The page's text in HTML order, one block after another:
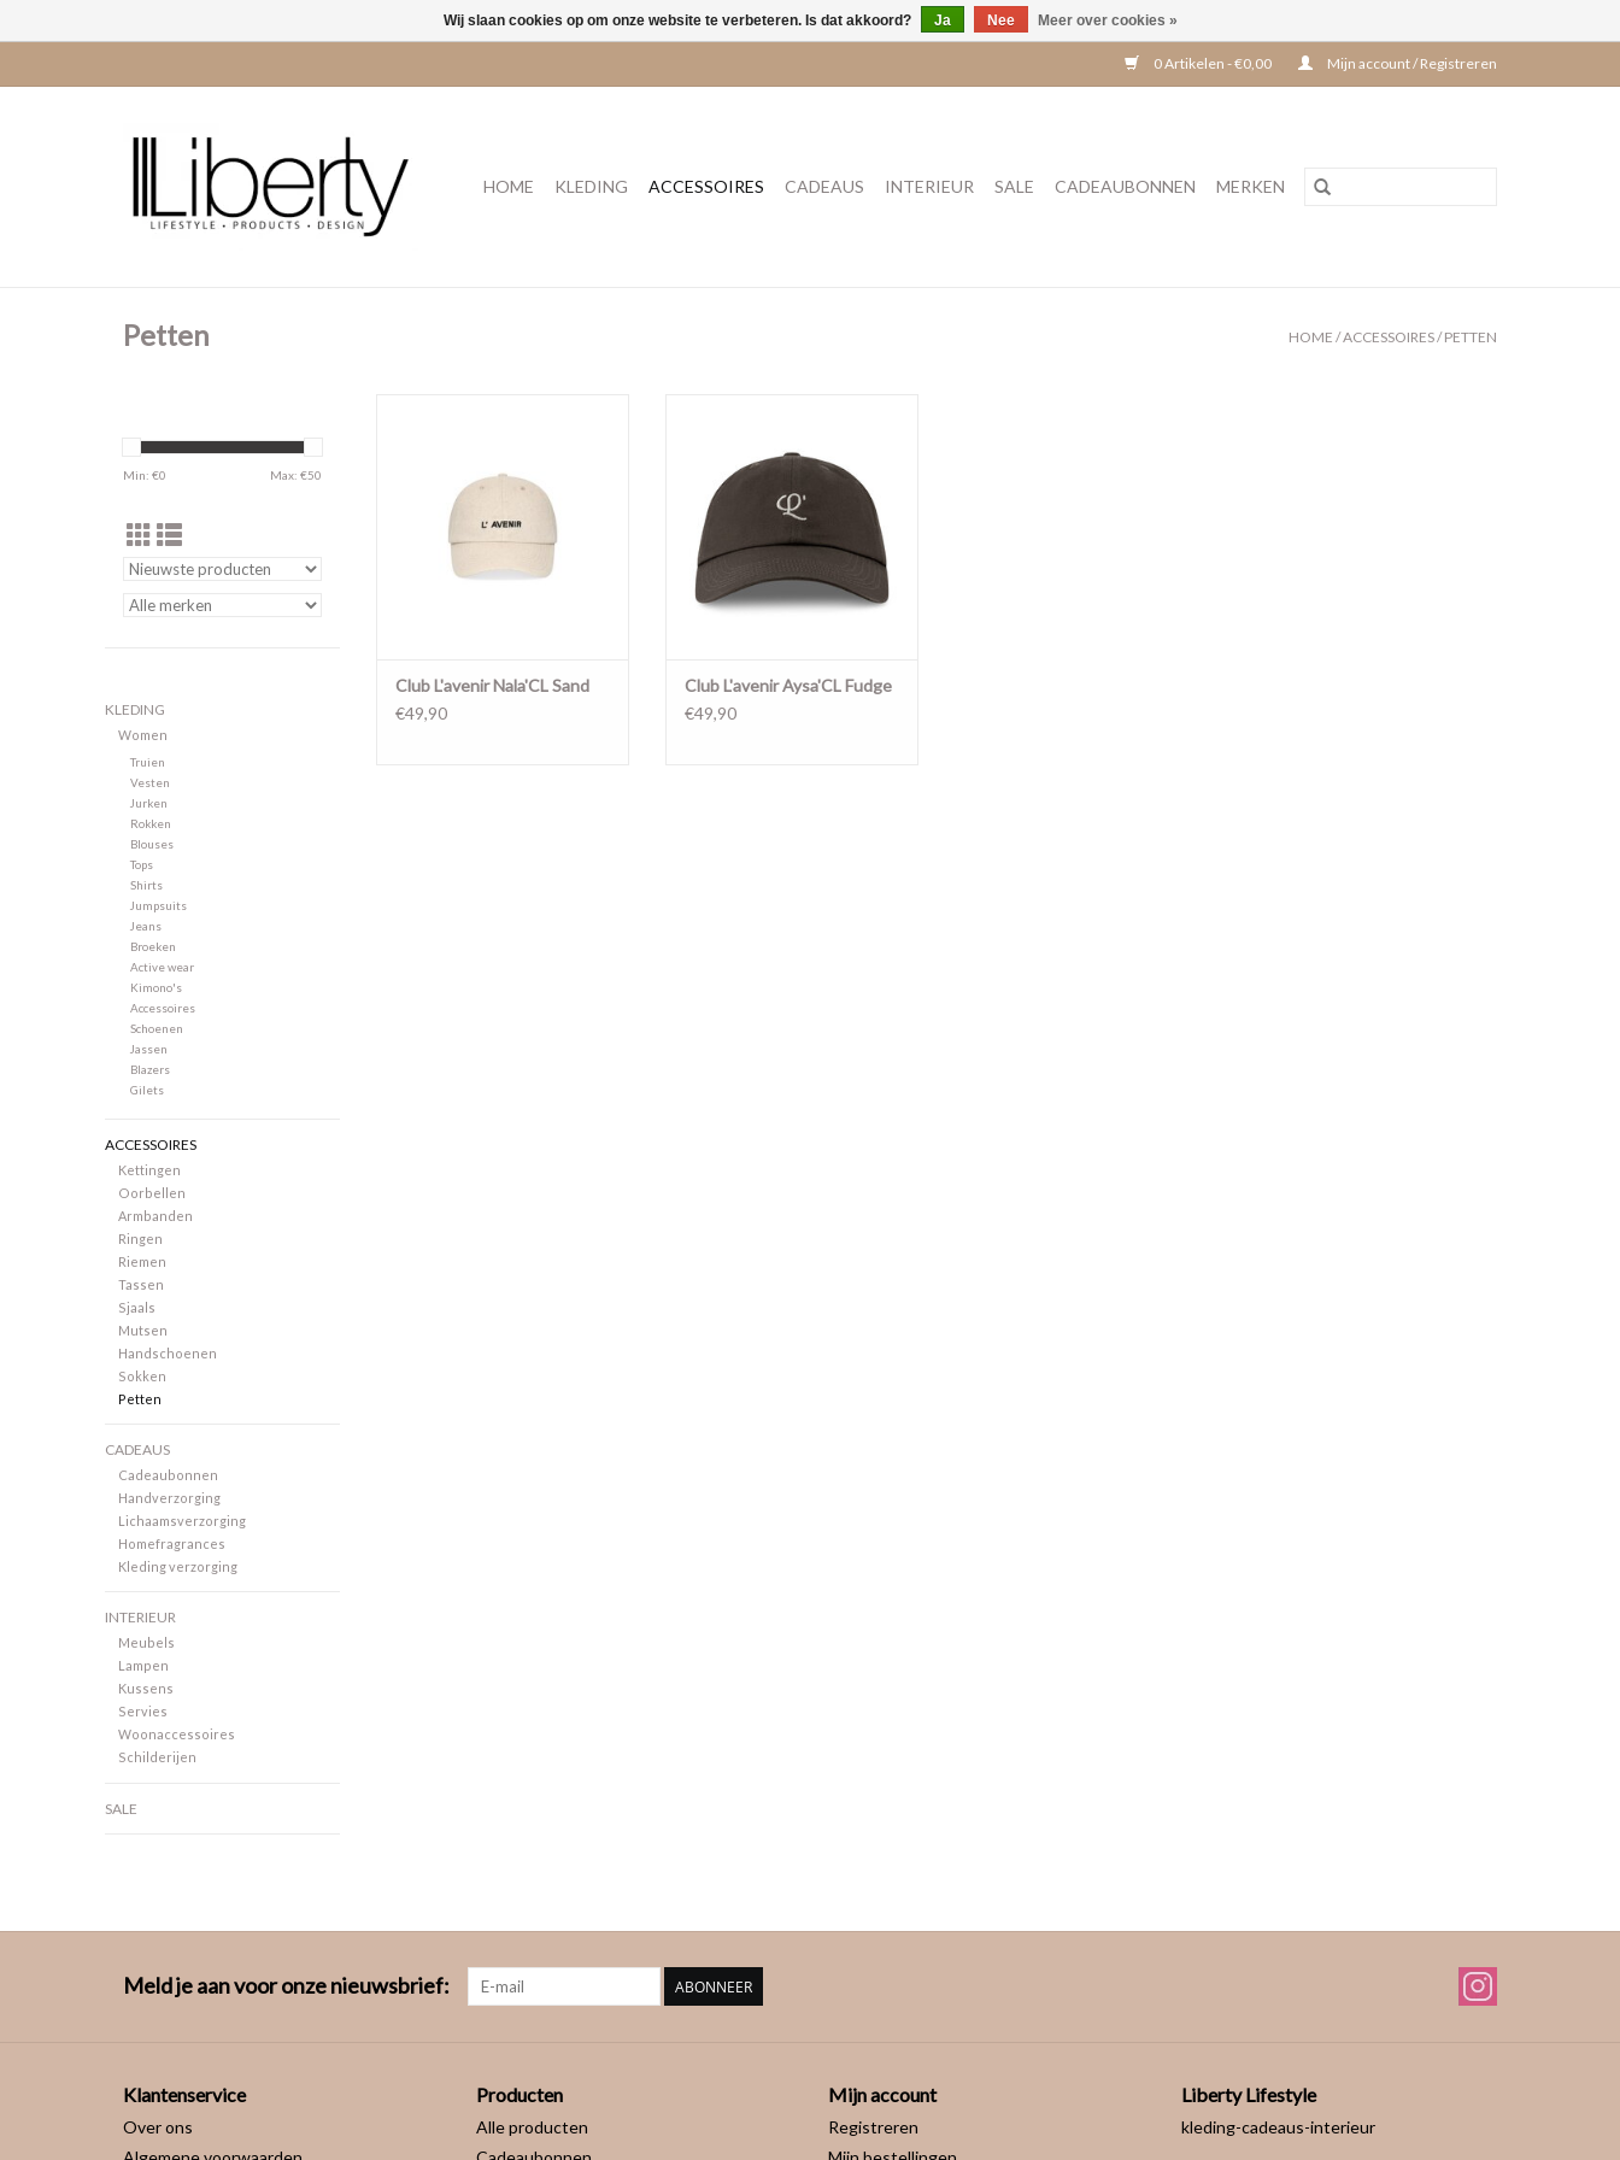
0 Artikelen - €0,00 Mijn account / Registreren
HOME KLEDING ACCESSOIRES CADEAUS INTERIEUR SALE CADEAUBONNEN MERKEN
Petten HOME /ACCESSOIRES/PETTEN
Min: €0 Max: €50
KLEDING
Women
Truien
Vesten
Jurken
Rokken
Blouses
Tops
Shirts
Jumpsuits
Jeans
Broeken
Active wear
Kimono's
Accessoires
Schoenen
Jassen
Blazers
Gilets
ACCESSOIRES
Kettingen
Oorbellen
Armbanden
Ringen
Riemen
Tassen
Sjaals
Mutsen
Handschoenen
Sokken
Petten
CADEAUS
Cadeaubonnen
Handverzorging
Lichaamsverzorging
Homefragrances
Kleding verzorging
INTERIEUR
Meubels
Lampen
Kussens
Servies
Woonaccessoires
Schilderijen
SALE
Club L'avenir Nala'CL Sand
€49,90
Club L'avenir Aysa'CL Fudge
€49,90
Meld je aan voor onze nieuwsbrief: ABONNEER
Klantenservice
Over ons
Producten
Alle producten
Mijn account
Registreren
Liberty Lifestyle
kleding-cadeaus-interieur
Wij slaan cookies op om onze website te verbeteren. Is dat akkoord? Ja Nee Meer over cookies »